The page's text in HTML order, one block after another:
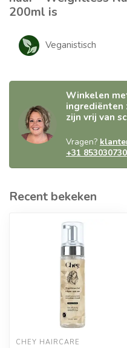
200ml is
Veganistisch
Winkelen
ingrediënten
zijn vrij van
Vragen?
+31 853030730
Recent bekeken
CHEY HAIRCARE